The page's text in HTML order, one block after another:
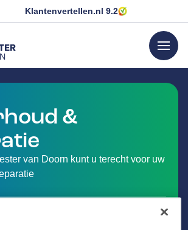
Klantenvertellen.nl 9.2
menu
&
van Doorn kunt u terecht voor uw